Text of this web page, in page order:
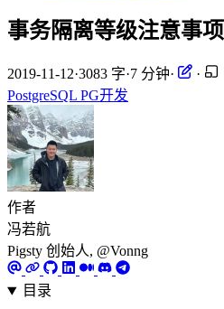
事务隔离等级注意事项
2019-11-12·3083 字·7 分钟·
·
PostgreSQL PG开发
作者
冯若航
Pigsty 创始人, @Vonng
目录